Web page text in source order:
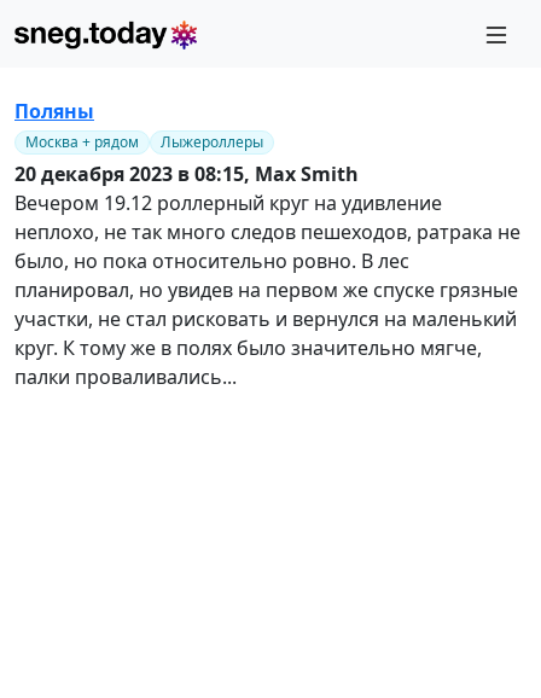
Поляны
Москва + рядом Лыжероллеры
20 декабря 2023 в 08:15, Max Smith
Вечером 19.12 роллерный круг на удивление
неплохо, не так много следов пешеходов, ратрака не
было, но пока относительно ровно. В лес
планировал, но увидев на первом же спуске грязные
участки, не стал рисковать и вернулся на маленький
круг. К тому же в полях было значительно мягче,
палки проваливались...